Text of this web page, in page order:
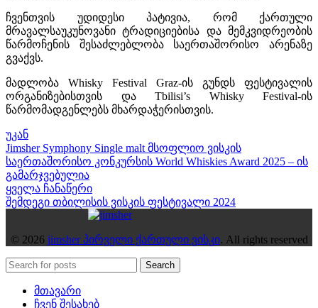
ჩვენთვის უდიდესი პატივია, რომ ქართული
მრავალსაუკუნოვანი ტრადიციებისა და მემკვიდრეობის
წარმოჩენის შესაძლებლობა საერთაშორისო არენაზე
გვაქვს.
მადლობა Whisky Festival Graz-ის გუნდს ფესტივალის
ორგანიზებისთვის და Tbilisi’s Whisky Festival-ის
წარმომადგენლებს მხარდაჭერისთვის.
უკან
Jimsher Symphony Single malt მსოფლიო ვისკის
საერთაშორისო კონკურსის World Whiskies Award 2025 – ის
გამარჯვებულია
ყველა ჩანაწერი
შემდეგი თბილისის ვისკის ფესტივალი 2024
© 2026 jimsher პირველი ქართული ვისკი. All rights reserved
Search
მთავარი
ჩვენ შესახებ